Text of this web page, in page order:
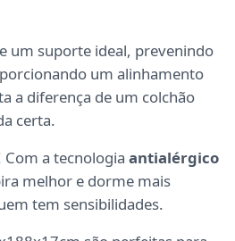
um suporte ideal, prevenindo
um alinhamento
a diferença de um colchão
certa.
Com a tecnologia antialérgico
melhor e dorme mais
tem sensibilidades.